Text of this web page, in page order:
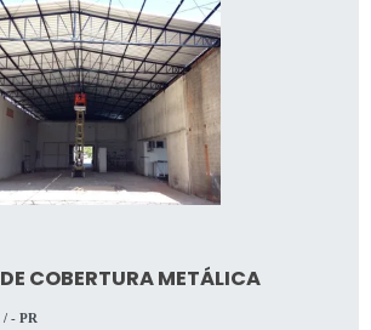
COBERTURA METÁLICA
/ - PR